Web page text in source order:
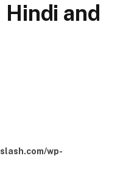
and
wp-